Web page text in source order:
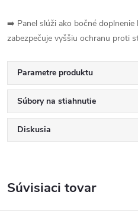
➡️ Panel slúži ako bočné doplnenie
zabezpečuje vyššiu ochranu proti
Parametre produktu
Súbory na stiahnutie
Diskusia
Súvisiaci tovar